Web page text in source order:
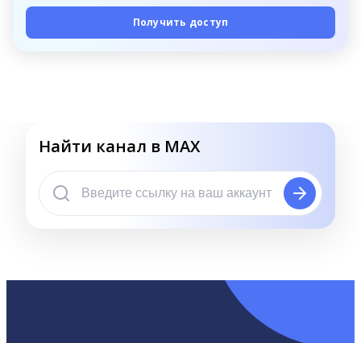
Получить доступ
Найти канал в MAX